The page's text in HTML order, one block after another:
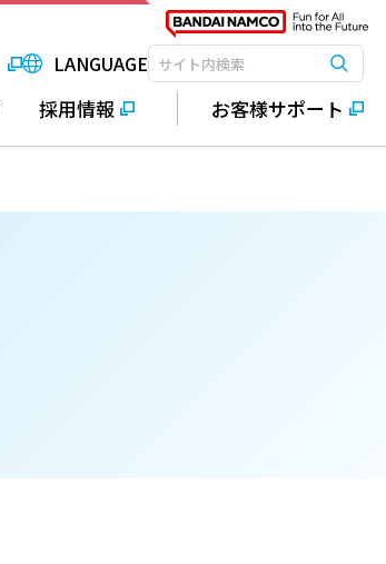
LANGUAGE検索キーワード入力 検索
採用情報 お客様サポート